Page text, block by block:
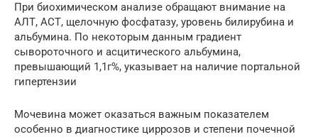
При биохимическом анализе обращают внимание на
АЛТ, АСТ, щелочную фосфатазу, уровень билирубина и
альбумина. По некоторым данным градиент
сывороточного и асцитического альбумина,
превышающий 1,1г%, указывает на наличие портальной
гипертензии
Мочевина может оказаться важным показателем
особенно в диагностике циррозов и степени почечной